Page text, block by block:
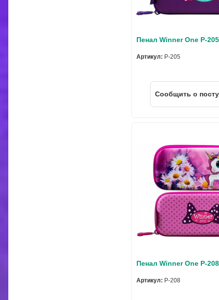
Пенал Winner One P-
Артикул: P-205
Cообщить о
Пенал Winner One P-
Артикул: P-208